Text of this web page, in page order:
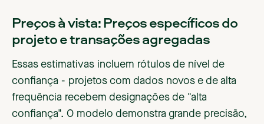
Preços à vista: Preços específicos do
projeto e transações agregadas
Essas estimativas incluem rótulos de nível de
confiança - projetos com dados novos e de alta
frequência recebem designações de "alta
confiança". O modelo demonstra grande precisão,